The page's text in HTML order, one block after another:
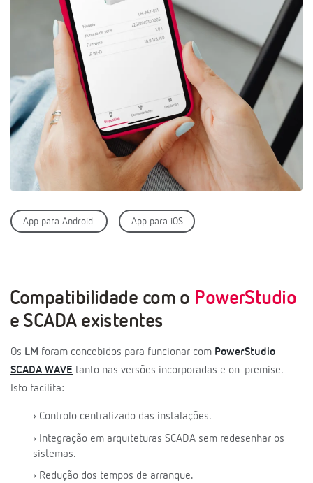
App para Android App para iOS
Compatibilidade com o PowerStudio
e SCADA existentes
Os LM foram concebidos para funcionar com PowerStudio
SCADA WAVE tanto nas versões incorporadas e on-premise.
Isto facilita:
› Controlo centralizado das instalações.
› Integração em arquiteturas SCADA sem redesenhar os
sistemas.
› Redução dos tempos de arranque.